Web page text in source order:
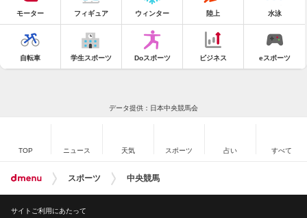
モーター フィギュア ウィンター 陸上 水泳
自転車 学生スポーツ Doスポーツ ビジネス eスポーツ
データ提供：日本中央競馬会
TOP ニュース 天気 スポーツ 占い すべて
スポーツ 中央競馬
サイトご利用にあたって